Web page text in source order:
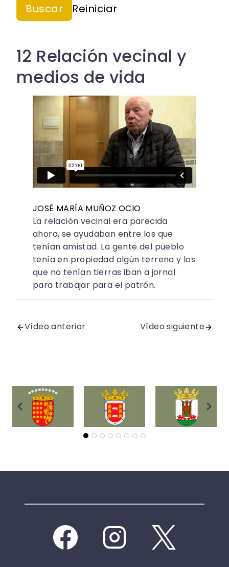
12 Relación vecinal y
medios de vida
JOSÉ MARÍA MUÑOZ OCIO
La relación vecinal era parecida
ahora, se ayudaban entre los que
tenían amistad. La gente del pueblo
tenía en propiedad algún terreno y los
que no tenían tierras iban a jornal
para trabajar para el patrón.
Vídeo anterior Vídeo siguiente